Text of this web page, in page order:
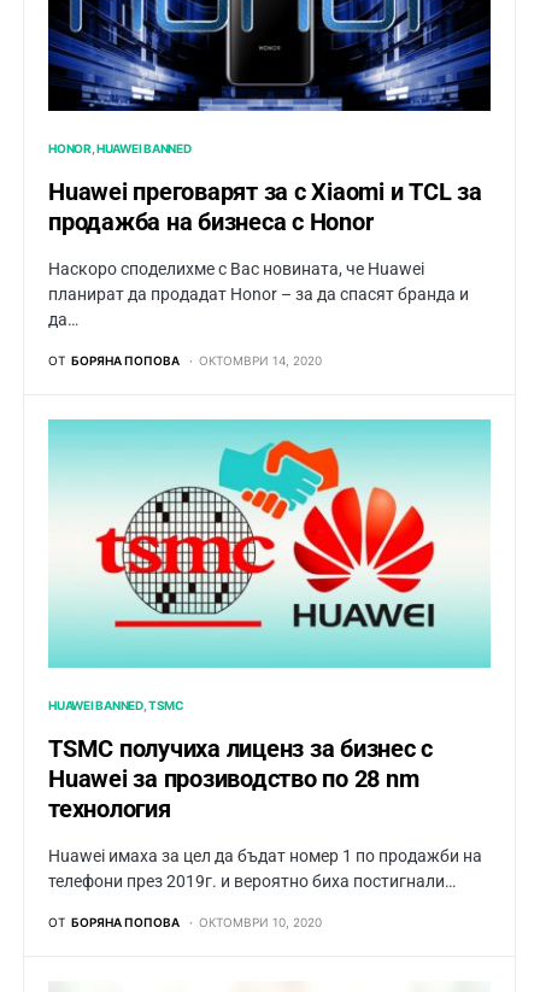
HONOR HUAWEI BANNED
Huawei преговарят за с Xiaomi и TCL за
продажба на бизнеса с Honor
Наскоро споделихме с Вас новината, че Huawei
планират да продадат Honor – за да спасят бранда и
да…
ОТ БОРЯНА ПОПОВА ОКТОМВРИ 14, 2020
HUAWEI BANNED TSMC
TSMC получиха лиценз за бизнес с
Huawei за прозиводство по 28 nm
технология
Huawei имаха за цел да бъдат номер 1 по продажби на
телефони през 2019г. и вероятно биха постигнали…
ОТ БОРЯНА ПОПОВА ОКТОМВРИ 10, 2020